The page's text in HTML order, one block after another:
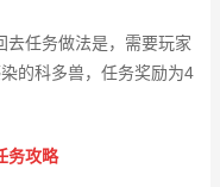
去任务做法是，需要玩家
的科多兽，任务奖励为4
务攻略